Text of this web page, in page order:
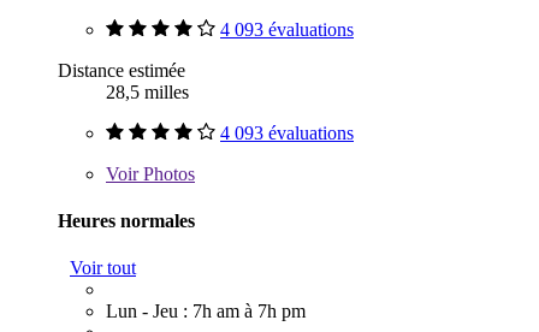
4 093 évaluations
Distance estimée
28,5 milles
4 093 évaluations
VoirPhotos
Heures normales
Voir tout
Lun - Jeu : 7h am à 7h pm